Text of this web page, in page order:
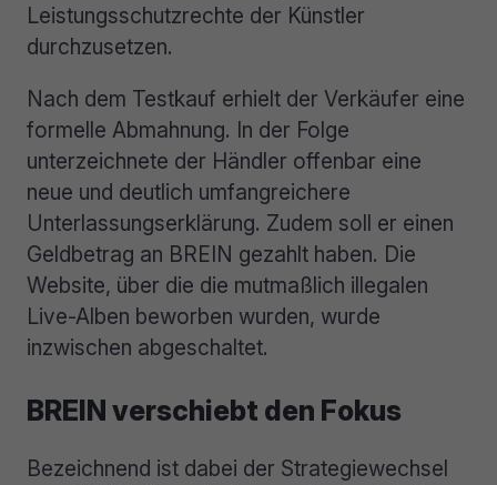
Leistungsschutzrechte der Künstler
durchzusetzen.
Nach dem Testkauf erhielt der Verkäufer eine
formelle Abmahnung. In der Folge
unterzeichnete der Händler offenbar eine
neue und deutlich umfangreichere
Unterlassungserklärung. Zudem soll er einen
Geldbetrag an BREIN gezahlt haben. Die
Website, über die die mutmaßlich illegalen
Live-Alben beworben wurden, wurde
inzwischen abgeschaltet.
BREIN verschiebt den Fokus
Bezeichnend ist dabei der Strategiewechsel